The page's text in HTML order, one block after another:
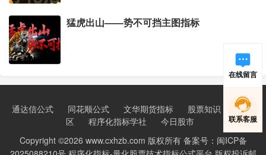
猛虎出山——势不可挡主图指标
通达信公式 同花顺公式 文华期货指标 股票知识
新手学
区
程序化指标学社
今日股市
Copyright ©2026 www.cxhzb.com 版权所有 备案号：闽ICP备
在线留言
联系客服